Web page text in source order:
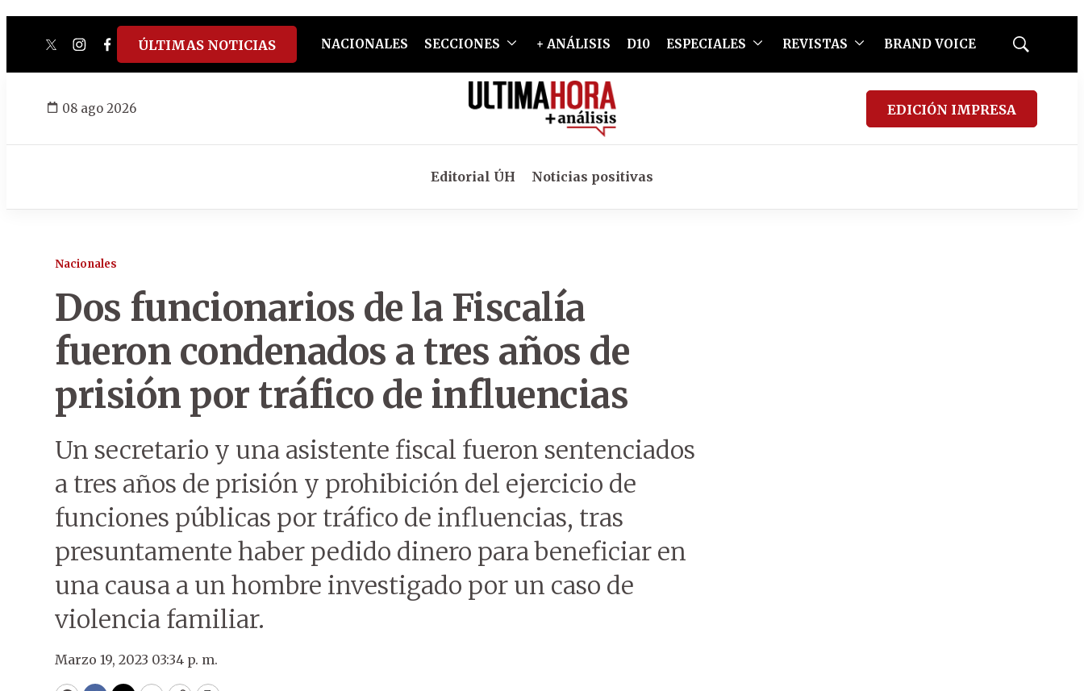
twitterinstagram
facebook
tiktokyoutube
spotify
ÚLTIMAS NOTICIAS NACIONALES SECCIONES + ANÁLISIS D10 ESPECIALES REVISTAS BRAND VOICE
Mostrar
08 ago 2026 EDICIÓN IMPRESA
Editorial ÚH Noticias positivas
Nacionales
Dos funcionarios de la Fiscalía
fueron condenados a tres años de
prisión por tráfico de influencias
Un secretario y una asistente fiscal fueron sentenciados
a tres años de prisión y prohibición del ejercicio de
funciones públicas por tráfico de influencias, tras
presuntamente haber pedido dinero para beneficiar en
una causa a un hombre investigado por un caso de
violencia familiar.
Marzo 19, 2023 03:34 p. m.